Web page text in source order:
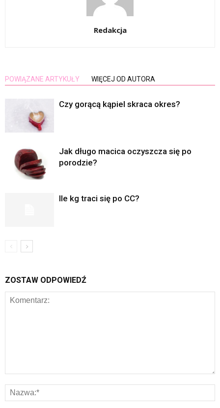
Redakcja
POWIĄZANE ARTYKUŁY WIĘCEJ OD AUTORA
Czy gorącą kąpiel skraca okres?
Jak długo macica oczyszcza się po
porodzie?
Ile kg traci się po CC?
ZOSTAW ODPOWIEDŹ